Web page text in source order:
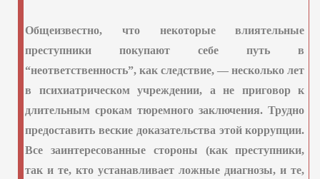
Общеизвестно, что некоторые влиятельные
преступники покупают себе путь в
“неответственность”, как следствие, — несколько лет
в психиатрическом учреждении, а не приговор к
длительным срокам тюремного заключения. Трудно
предоставить веские доказательства этой коррупции.
Все заинтересованные стороны (как преступники,
так и те, кто устанавливает ложные диагнозы, и те,